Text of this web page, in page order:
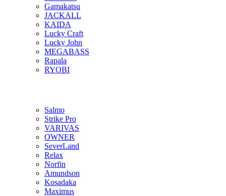
Gamakatsu
JACKALL
KAIDA
Lucky Craft
Lucky John
MEGABASS
Rapala
RYOBI
Salmo
Strike Pro
VARIVAS
OWNER
SeverLand
Relax
Norfin
Amundson
Kosadaka
Maximus